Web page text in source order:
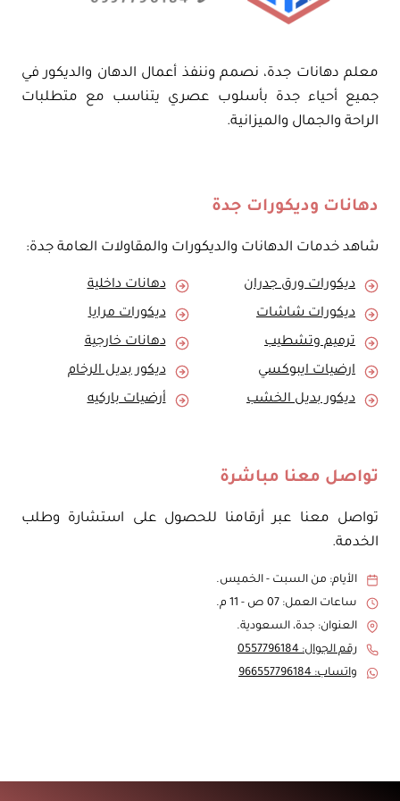
معلم دهانات جدة، نصمم وننفذ أعمال الدهان والديكور في
جميع أحياء جدة بأسلوب عصري يتناسب مع متطلبات
الراحة والجمال والميزانية.
دهانات وديكورات جدة
شاهد خدمات الدهانات والديكورات والمقاولات العامة جدة:
ديكورات ورق جدران
دهانات داخلية
ديكورات شاشات
ديكورات مرايا
ترميم وتشطيب
دهانات خارجية
ارضيات ايبوكسي
ديكور بديل الرخام
ديكور بديل الخشب
أرضيات باركيه
تواصل معنا مباشرة
تواصل معنا عبر أرقامنا للحصول على استشارة وطلب
الخدمة.
الأيام: من السبت - الخميس.
ساعات العمل: 07 ص - 11 م.
العنوان: جدة، السعودية.
رقم الجوال: 0557796184
واتساب: 966557796184